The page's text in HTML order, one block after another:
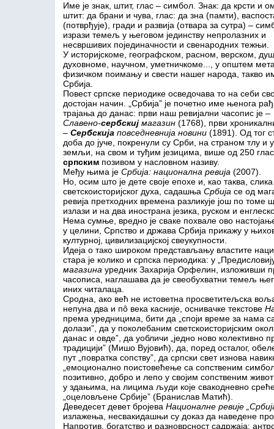
Име је знак, штит, глас – симбол. Знак: да крсти и
штит: да брани и чува, глас: да зна (памти),
(потврђује), гради и развија (отвара за сутра) –
изрази темељ у његовом јединству непролазних и
несвршивих појединачности и свенародних тежњи.
У историјскоме, географском, расном, верском,
духовноме, научном, уметничкоме..., у општем
физичком поимању и свести нашег народа, такво
Србија.
Повест српске периодике осведочава то на себи
достојан начин. „Србија” је почетно име њенога
трајања до данас: први наш ревијални часопис је –
Славено-сербскијмагазин(1768), први
– Сербскија повседневнија новини(1891). Од тог
доба до јуче, покренули су Срби, на страном тлу и у
земљи, на свом и туђим језицима, више од 250
српскимпозивом у насловном називу.
Међу њима је Србија: национална ревија (2007).
Но, осим што је дете своје епохе и, као таква,
светскоисторијског духа, садашња Србија се од
ревија претходних времена разликује још по
излази и на два инострана језика, руском и
Нема сумње, вредно је сваке похвале ово
у целини, Српство и држава Србија прикажу у
културној, цивилизацијској свеукупности.
Идеја о тако широком представљању властите
стара је колико и српска периодика: у
магазина уредник Захарија Орфелин, изложивши
часописа, наглашава да је свеобухватни темељ
иних читалаца.
Сродна, ако већ не истоветна просветитељска
непуна два и пô века касније, оснивачке текстове
према уредницима, бити да „споји време за нама
долази”, да у поколебаним светскоисторијским
данас и овде”, да уобличи „једно ново колективно
традицији” (Мишо Вујовић), да, поред осталог,
пут „повратка сопству”, да српски свет изнова
„емоционално поистовећење са сопственим
позитивно, добро и лепо у својим сопственим
у здањима, на лицима људи које свакодневно
„оцеловљене Србије” (Бранислав Матић).
Деведесет девет бројева Националне ревије
излажења, несвакидашњи су доказ да наведене
Напротив, богатство и разноврсност садржаја: